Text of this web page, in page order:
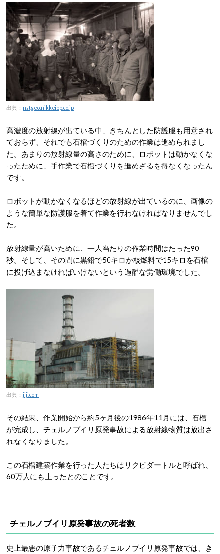
出典： natgeo.nikkeibp.co.jp
高濃度の放射線が出ている中、きちんとした防護服も用意され
ておらず、それでも石棺づくりのための作業は進められまし
た。あまりの放射線量の高さのために、ロボットは動かなくな
ったために、手作業で石棺づくりを進めざるを得なくなったん
です。
ロボットが動かなくなるほどの放射線が出ているのに、画像の
ような簡単な防護服を着て作業を行わなければなりませんでし
た。
放射線量が高いために、一人当たりの作業時間はたった90
秒。そして、その間に黒鉛で50キロか核燃料で15キロを石棺
に投げ込まなければいけないという過酷な労働環境でした。
出典： jiji.com
その結果、作業開始から約5ヶ月後の1986年11月には、石棺
が完成し、チェルノブイリ原発事故による放射線物質は放出さ
れなくなりました。
この石棺建築作業を行った人たちはリクビダートルと呼ばれ、
60万人にも上ったとのことです。
チェルノブイリ原発事故の死者数
史上最悪の原子力事故であるチェルノブイリ原発事故では、き